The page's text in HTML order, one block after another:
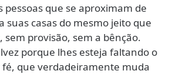
que se aproximam de
suas casas do mesmo jeito que
provisão, sem a bênção.
porque lhes esteja faltando o
fé, que verdadeiramente muda